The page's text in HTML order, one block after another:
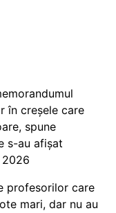
în creșele care
spune
s-au afișat
profesorilor care
mari, dar nu au